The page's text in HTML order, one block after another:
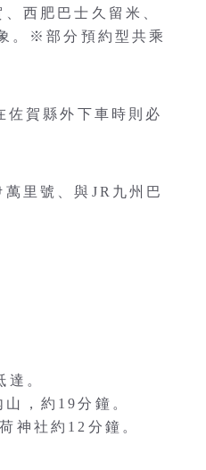
西肥巴士久留米、
。※部分預約型共乘
賀縣外下車時則必
里號、與JR九州巴
。
，約19分鐘。
神社約12分鐘。